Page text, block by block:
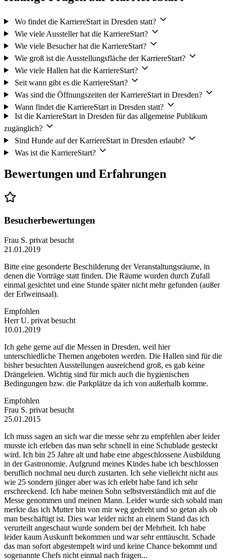
Wo findet die KarriereStart in Dresden statt?
Wie viele Aussteller hat die KarriereStart?
Wie viele Besucher hat die KarriereStart?
Wie groß ist die Ausstellungsfläche der KarriereStart?
Wie viele Hallen hat die KarriereStart?
Seit wann gibt es die KarriereStart?
Was sind die Öffnungszeiten der KarriereStart in Dresden?
Wann findet die KarriereStart in Dresden statt?
Ist die KarriereStart in Dresden für das allgemeine Publikum
zugänglich?
Sind Hunde auf der KarriereStart in Dresden erlaubt?
Was ist die KarriereStart?
Bewertungen und Erfahrungen
Besucherbewertungen
Frau S. privat besucht
21.01.2019
Bitte eine gesonderte Beschilderung der Veranstaltungsräume, in
denen die Vorträge statt finden. Die Räume wurden durch Zufall
einmal gesichtet und eine Stunde später nicht mehr gefunden (außer
der Erlweinsaal).
Empfohlen
Herr U. privat besucht
10.01.2019
Ich gehe gerne auf die Messen in Dresden, weil hier
unterschiedliche Themen angeboten werden. Die Hallen sind für die
bisher besuchten Ausstellungen ausreichend groß, es gab keine
Drängeleien. Wichtig sind für mich auch die hygienischen
Bedingungen bzw. die Parkplätze da ich von außerhalb komme.
Empfohlen
Frau S. privat besucht
25.01.2015
Ich muss sagen an sich war die messe sehr zu empfehlen aber leider
musste ich erleben das man sehr schnell in eine Schublade gesteckt
wird. Ich bin 25 Jahre alt und habe eine abgeschlossene Ausbildung
in der Gastronomie. Aufgrund meines Kindes habe ich beschlossen
beruflich nochmal neu durch zustarten. Ich sehe vielleicht nicht aus
wie 25 sondern jünger aber was ich erlebt habe fand ich sehr
erschreckend. Ich habe meinen Sohn selbstverständlich mit auf die
Messe genommen und meinen Mann. Leider wurde sich sobald man
merkte das ich Mutter bin von mir weg gedreht und so getan als ob
man beschäftigt ist. Dies war leider nicht an einem Stand das ich
verurteilt angeschaut wurde sondern bei der Mehrheit. Ich habe
leider kaum Auskunft bekommen und war sehr enttäuscht. Schade
das man sofort abgestempelt wird und keine Chance bekommt und
sogenannte Chefs nicht einmal nach fragen...